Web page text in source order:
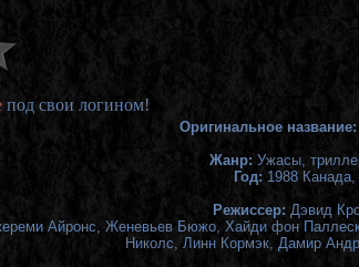
под свои логином!
Оригинальное название:
Жанр: Ужасы,
Год: 1988
Режиссер: Дэвид
Айронс, Женевьев Бюжо, Хайди фон
Николс, Линн Кормэк, Дамир